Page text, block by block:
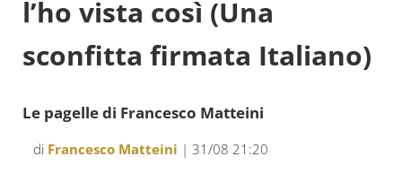
l’ho vista così (Una
sconfitta firmata Italiano)
Le pagelle di Francesco Matteini
di Francesco Matteini | 31/08 21:20